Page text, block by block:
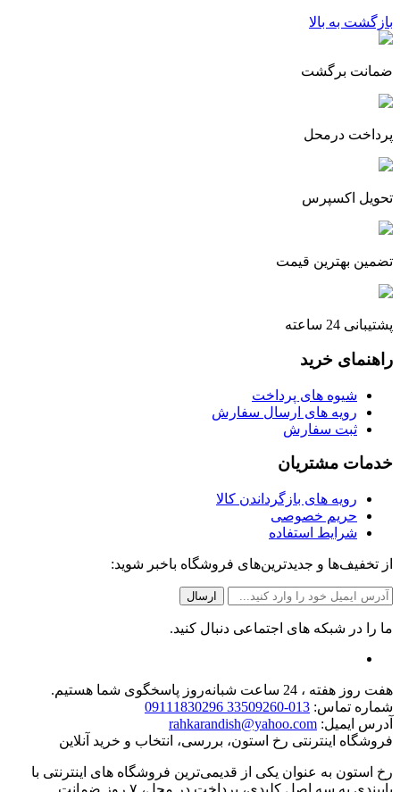
بازگشت به بالا
ضمانت برگشت
پرداخت درمحل
تحویل اکسپرس
تضمین بهترین قیمت
پشتیبانی 24 ساعته
راهنمای خرید
شیوه های پرداخت
رویه های ارسال سفارش
ثبت سفارش
خدمات مشتریان
رویه های بازگرداندن کالا
حریم خصوصی
شرایط استفاده
از تخفیف‌ها و جدیدترین‌های فروشگاه باخبر شوید:
ما را در شبکه های اجتماعی دنبال کنید.
هفت روز هفته ، 24 ساعت شبانه‌روز پاسخگوی شما هستیم.
شماره تماس: 013-33509260 09111830296
آدرس ایمیل: rahkarandish@yahoo.com
فروشگاه اینترنتی رخ استون، بررسی، انتخاب و خرید آنلاین
رخ استون به عنوان یکی از قدیمی‌ترین فروشگاه های اینترنتی با